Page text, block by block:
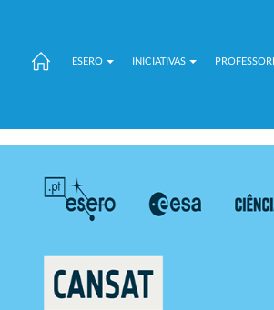
ESERO INICIATIVAS